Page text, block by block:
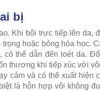
bị
Khi bôi trực tiếp lên da,
hoặc bỏng hóa học.
thể dẫn đến loét da.
thương khi tiếp xúc với
cảm và có thể xuất hiện
là hỗn hợp vôi không